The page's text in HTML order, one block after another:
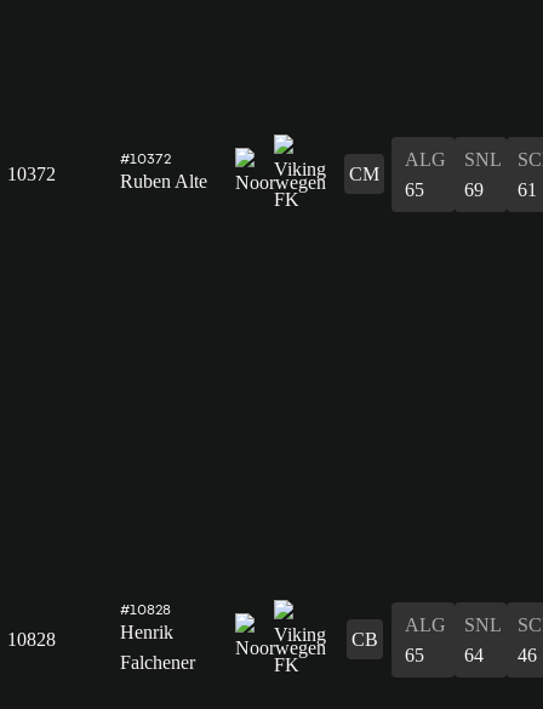
10372
#10372
Ruben Alte CM
ALG
65
SNL
69
61
10828
#10828
Henrik
Falchener
CB
ALG
65
SNL
64
46